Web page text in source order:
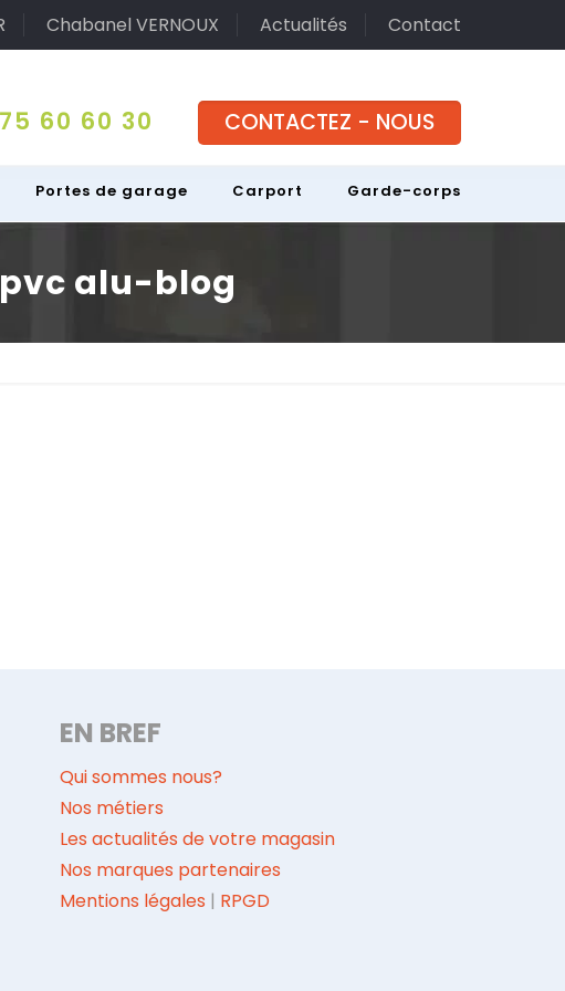
Chabanel VERNOUX Actualités Contact
Portes de garage Carport Garde-corps
60 60 30 CONTACTEZ - NOUS
alu-blog
EN BREF
Qui sommes nous?
Nos métiers
Les actualités de votre magasin
Nos marques partenaires
Mentions légales | RPGD